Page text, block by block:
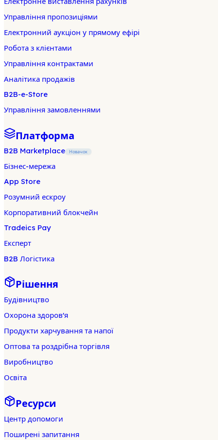
Управління пропозиціями
Електронний аукціон у прямому ефірі
Робота з клієнтами
Управління контрактами
Аналітика продажів
B2B-e-Store
Управління замовленнями
Платформа
B2B Marketplace Новачок
Бізнес-мережа
App Store
Розумний ескроу
Корпоративний блокчейн
Tradeics Pay
Експерт
B2B Логістика
Рішення
Будівництво
Охорона здоров'я
Продукти харчування та напої
Оптова та роздрібна торгівля
Виробництво
Освіта
Ресурси
Центр допомоги
Поширені запитання